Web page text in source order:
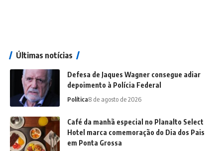
Últimas notícias
Defesa de Jaques Wagner consegue adiar
depoimento à Polícia Federal
Política8 de agosto de 2026
Café da manhã especial no Planalto Select
Hotel marca comemoração do Dia dos Pais
em Ponta Grossa